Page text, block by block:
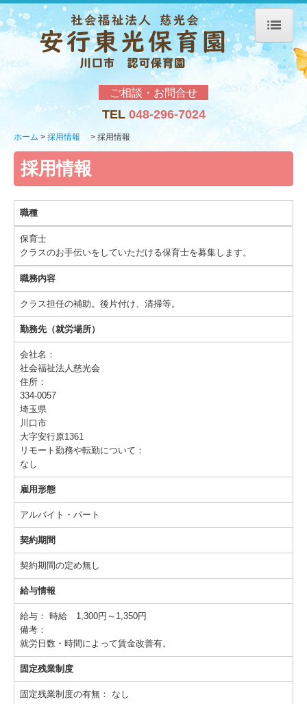
入園案内
園の行事
採用情報
採用情報
職員の一日
ご相談・お問合せ
TEL 048-296-7024
ホーム 採用情報 採用情報
採用情報
職種
保育士
クラスのお手伝いをしていただける保育士を募集します。
職務内容
クラス担任の補助。後片付け、清掃等。
勤務先（就労場所）
会社名：
社会福祉法人慈光会
住所：
334-0057
埼玉県
川口市
大字安行原1361
リモート勤務や転勤について：
なし
雇用形態
アルバイト・パート
契約期間
契約期間の定め無し
給与情報
給与： 時給 1,300円～1,350円
備考：
就労日数・時間によって賃金改善有。
固定残業制度
固定残業制度の有無： なし